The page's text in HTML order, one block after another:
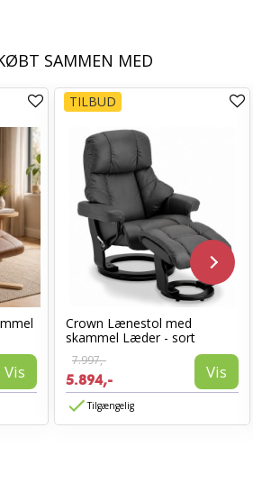
SAMMEN MED
Vis
TILBUD
Crown Lænestol med
skammel Læder - sort
7.997,-
5.894,- Vis
Tilgængelig